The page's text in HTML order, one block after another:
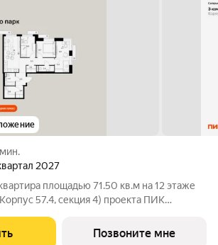
2027
площадью 71.50 кв.м на 12 этаже
57.4, секция 4) проекта ПИК
планировка, большие окна, с отделкой.
Позвоните мне